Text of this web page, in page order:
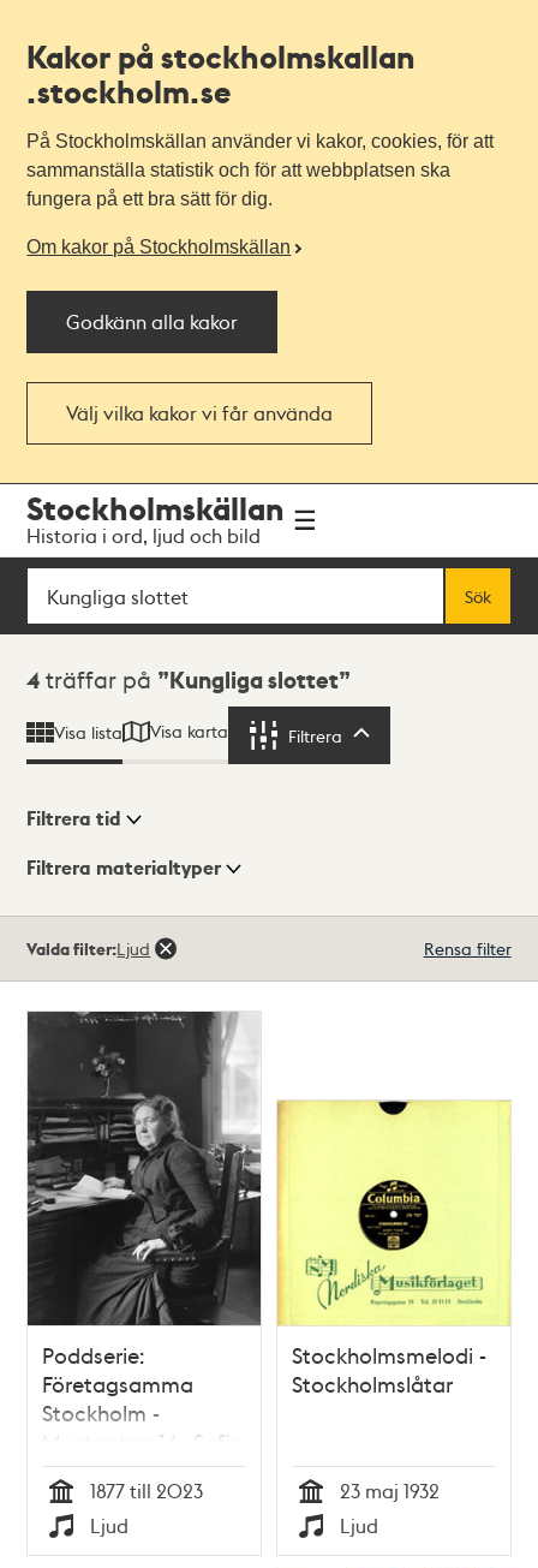
Kakor på stockholmskallan
.stockholm.se
På Stockholmskällan använder vi kakor, cookies, för att
sammanställa statistik och för att webbplatsen ska
fungera på ett bra sätt för dig.
Om kakor på Stockholmskällan
Godkänn alla kakor
Välj vilka kakor vi får använda
navigationen
huvudinnehållet
Stockholmskällan
Historia i ord, ljud och bild
Sök
Sök
Sökresultat
4 träffar på Kungliga slottet
Visa lista Visa karta Filtrera
Visningsläge
Filtrera tid
Filtrera materialtyper
träffar
Valda filter:Ljud Rensa filter
Poddserie:
Företagsamma
Stockholm -
Myntgatan 1A, Sofia
Gumaelius
Tid
1877 till 2023
Typ
Ljud
Stockholmsmelodi -
Stockholmslåtar
Tid
23 maj 1932
Typ
Ljud